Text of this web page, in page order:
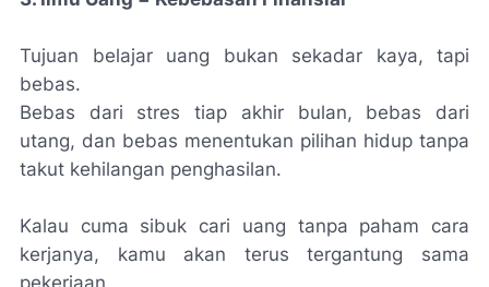
Tujuan belajar uang bukan sekadar kaya, tapi
bebas.
Bebas dari stres tiap akhir bulan, bebas dari
utang, dan bebas menentukan pilihan hidup tanpa
takut kehilangan penghasilan.
Kalau cuma sibuk cari uang tanpa paham cara
kerjanya, kamu akan terus tergantung sama
pekerjaan.